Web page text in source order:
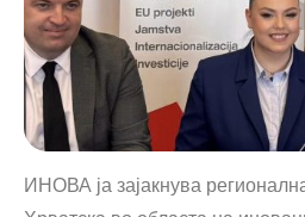
ИНОВА ја зајакнува